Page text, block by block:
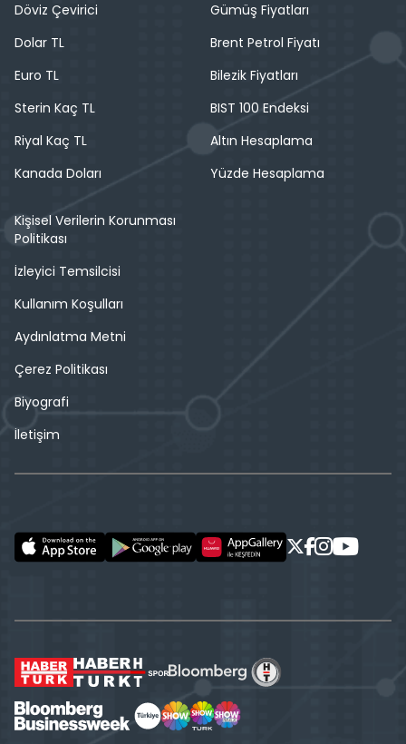
Döviz Çevirici
Dolar TL
Euro TL
Sterin Kaç TL
Riyal Kaç TL
Kanada Doları
Gümüş Fiyatları
Brent Petrol Fiyatı
Bilezik Fiyatları
BIST 100 Endeksi
Altın Hesaplama
Yüzde Hesaplama
Kişisel Verilerin Korunması
Politikası
İzleyici Temsilcisi
Kullanım Koşulları
Aydınlatma Metni
Çerez Politikası
Biyografi
İletişim